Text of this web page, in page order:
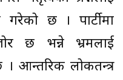
गरेको छ । पार्टीमा
छ भन्ने भ्रमलाई
। आन्तरिक लोकतन्त्र